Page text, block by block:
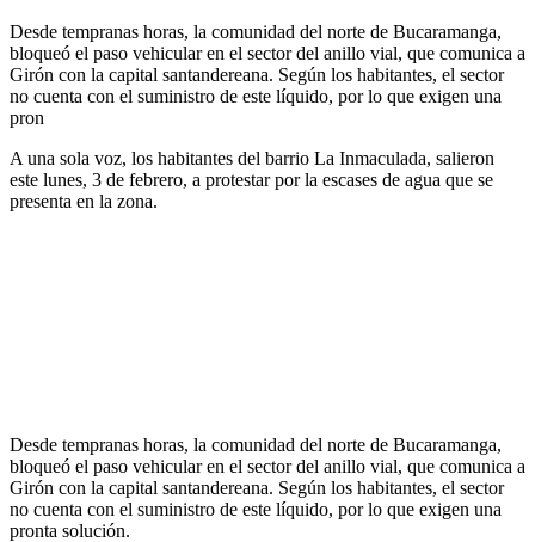
Desde tempranas horas, la comunidad del norte de Bucaramanga,
bloqueó el paso vehicular en el sector del anillo vial, que comunica a
Girón con la capital santandereana. Según los habitantes, el sector
no cuenta con el suministro de este líquido, por lo que exigen una
pron
A una sola voz, los habitantes del barrio La Inmaculada, salieron
este lunes, 3 de febrero, a protestar por la escases de agua que se
presenta en la zona.
Desde tempranas horas, la comunidad del norte de Bucaramanga,
bloqueó el paso vehicular en el sector del anillo vial, que comunica a
Girón con la capital santandereana. Según los habitantes, el sector
no cuenta con el suministro de este líquido, por lo que exigen una
pronta solución.